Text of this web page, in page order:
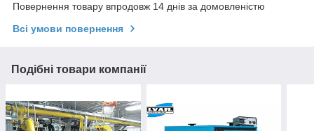
Повернення товару впродовж 14 днів за домовленістю
Всі умови повернення
Подібні товари компанії